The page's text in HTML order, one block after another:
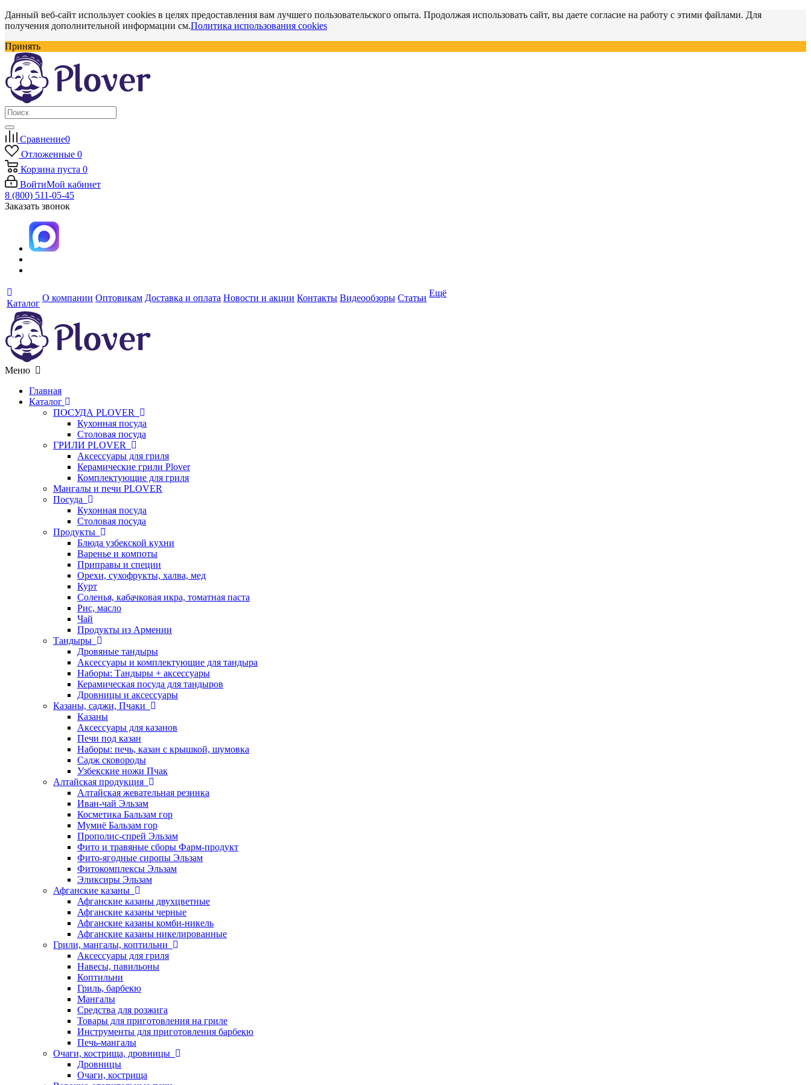
Данный веб-сайт использует cookies в целях предоставления вам лучшего пользовательского опыта. Продолжая использовать сайт, вы даете согласие на работу с этими файлами. Для
получения дополнительной информации см.Политика использования cookies
Принять
Сравнение0
Отложенные 0
Корзина пуста 0
ВойтиМой кабинет
8 (800) 511-05-45
Заказать звонок
Каталог
О компании Оптовикам Доставка и оплата Новости и акции Контакты Видеообзоры Статьи Ещё
Меню
Главная
Каталог
ПОСУДА PLOVER
Кухонная посуда
Столовая посуда
ГРИЛИ PLOVER
Аксессуары для гриля
Керамические грили Plover
Комплектующие для гриля
Мангалы и печи PLOVER
Посуда
Кухонная посуда
Столовая посуда
Продукты
Блюда узбекской кухни
Варенье и компоты
Приправы и специи
Орехи, сухофрукты, халва, мед
Курт
Соленья, кабачковая икра, томатная паста
Рис, масло
Чай
Продукты из Армении
Тандыры
Дровяные тандыры
Аксессуары и комплектующие для тандыра
Наборы: Тандыры + аксессуары
Керамическая посуда для тандыров
Дровницы и аксессуары
Казаны, саджи, Пчаки
Казаны
Аксессуары для казанов
Печи под казан
Наборы: печь, казан с крышкой, шумовка
Садж сковороды
Узбекские ножи Пчак
Алтайская продукция
Алтайская жевательная резинка
Иван-чай Эльзам
Косметика Бальзам гор
Мумиё Бальзам гор
Прополис-спрей Эльзам
Фито и травяные сборы Фарм-продукт
Фито-ягодные сиропы Эльзам
Фитокомплексы Эльзам
Эликсиры Эльзам
Афганские казаны
Афганские казаны двухцветные
Афганские казаны черные
Афганские казаны комби-никель
Афганские казаны никелированные
Грили, мангалы, коптильни
Аксессуары для гриля
Навесы, павильоны
Коптильни
Гриль, барбекю
Мангалы
Средства для розжига
Товары для приготовления на гриле
Инструменты для приготовления барбекю
Печь-мангалы
Очаги, кострища, дровницы
Дровницы
Очаги, кострища